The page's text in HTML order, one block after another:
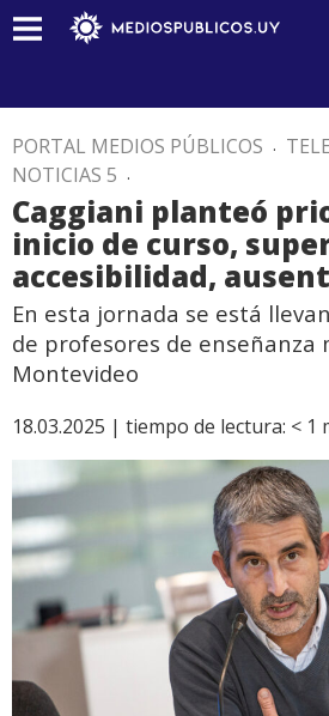
PORTAL MEDIOS PÚBLICOS .
NOTICIAS 5 .
Caggiani planteó
inicio de curso,
accesibilidad,
En esta jornada se está
de profesores de enseñanza
Montevideo
18.03.2025 | tiempo de lectura: < 1